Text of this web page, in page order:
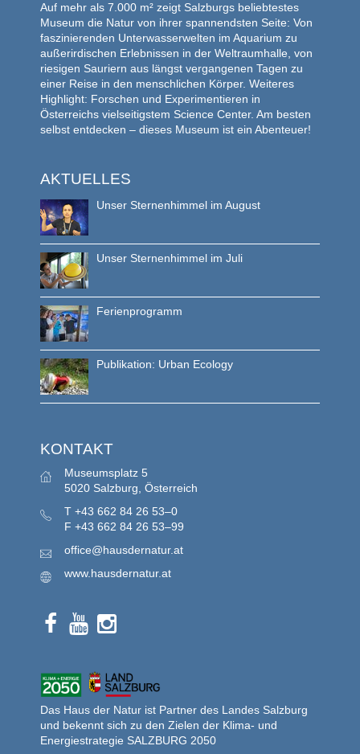
Auf mehr als 7.000 m² zeigt Salzburgs beliebtestes
Museum die Natur von ihrer spannendsten Seite: Von
faszinierenden Unterwasserwelten im Aquarium zu
außerirdischen Erlebnissen in der Weltraumhalle, von
riesigen Sauriern aus längst vergangenen Tagen zu
einer Reise in den menschlichen Körper. Weiteres
Highlight: Forschen und Experimentieren in
Österreichs vielseitigstem Science Center. Am besten
selbst entdecken – dieses Museum ist ein Abenteuer!
AKTUELLES
Unser Sternenhimmel im August
Unser Sternenhimmel im Juli
Ferienprogramm
Publikation: Urban Ecology
KONTAKT
Museumsplatz 5
5020 Salzburg, Österreich
T +43 662 84 26 53–0
F +43 662 84 26 53–99
office@hausdernatur.at
www.hausdernatur.at
Das Haus der Natur ist Partner des Landes Salzburg
und bekennt sich zu den Zielen der Klima- und
Energiestrategie SALZBURG 2050